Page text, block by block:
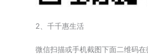
2、千千惠生活
微信扫描或手机截图下面二维码